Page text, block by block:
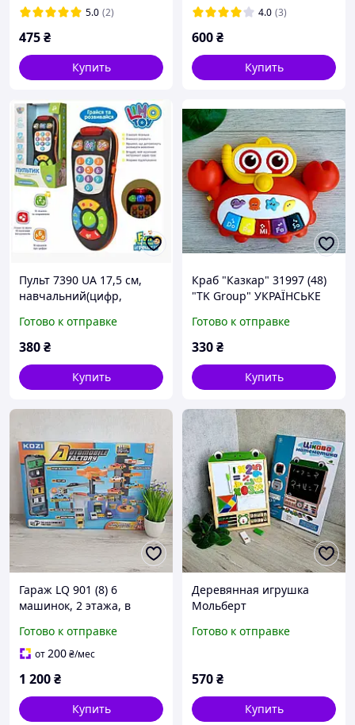
5.0 (2)
475₴
Купить
4.0 (3)
600₴
Купить
Пульт 7390 UA 17,5 см,
навчальний(цифр,
муз(укр), све,2цв,на бат-
ке,в кор-ке,21-12,5-5,5
Готово к отправке
380₴
Купить
Краб "Казкар" 31997 (48)
"TK Group" УКРАЇНСЬКЕ
казок, ноти, в коробці
Готово к отправке
330₴
Купить
Гараж LQ 901 (8) 6
машинок, 2 этажа, в
Готово к отправке
от200₴/мес
1 200₴
Купить
Деревянная игрушка
Мольберт
ы в комплекте в кор, 36-
Готово к отправке
570₴
Купить